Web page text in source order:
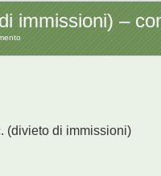
immissioni) –
(divieto di immissioni)